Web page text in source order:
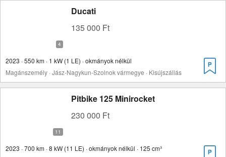
Ducati
135 000 Ft
2023 · 550 km · 1 kW (1 LE) · okmányok nélkül
Magánszemély · Jász-Nagykun-Szolnok vármegye · Kisújszállás
Pitbike 125 Minirocket
230 000 Ft
2023 · 700 km · 8 kW (11 LE) · okmányok nélkül · 125 cm³